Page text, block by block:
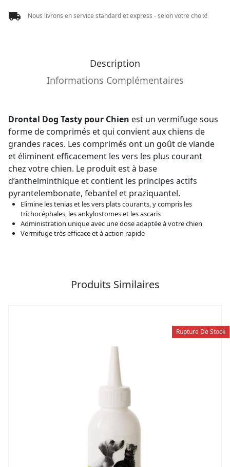
Nous livrons en service standard et express - selon votre choix!
Description
Informations Complémentaires
Drontal Dog Tasty pour Chien est un vermifuge sous
forme de comprimés et qui convient aux chiens de
grandes races. Les comprimés ont un goût de viande
et éliminent efficacement les vers les plus courant
chez votre chien. Le produit est à base
d’anthelminthique et contient les principes actifs
pyrantelembonate, febantel et praziquantel.
Elimine les tenias et les vers plats courants, y compris les
trichocéphales, les ankylostomes et les ascaris
Administration unique avec une dose adaptée à votre chien
Vermifuge très efficace et à action rapide
Produits Similaires
Rupture De Stock